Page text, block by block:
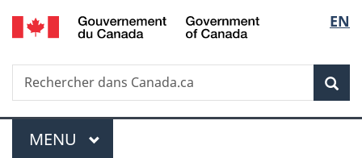
Passer
au
principal
Passer
à
Au
du
Passer
à
version
simplifiée
de
la
EN
Recherche
Rechercher
dans
Menu
MENU PRINCIPAL